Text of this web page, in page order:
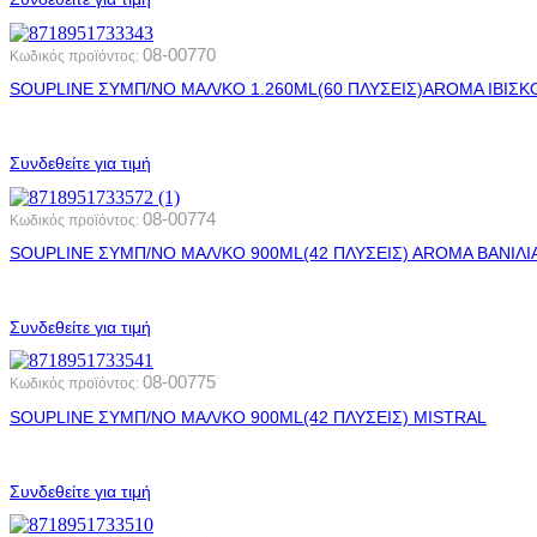
Κωδικός προϊόντος: 08-00770
SOUPLINE ΣΥΜΠ/ΝΟ ΜΑΛ/ΚΟ 1.260ML(60 ΠΛΥΣΕΙΣ)AROMA
Συνδεθείτε για τιμή
Κωδικός προϊόντος: 08-00774
SOUPLINE ΣΥΜΠ/ΝΟ ΜΑΛ/ΚΟ 900ML(42 ΠΛΥΣΕΙΣ) AROMA
Συνδεθείτε για τιμή
Κωδικός προϊόντος: 08-00775
SOUPLINE ΣΥΜΠ/ΝΟ ΜΑΛ/ΚΟ 900ML(42 ΠΛΥΣΕΙΣ) MISTRAL
Συνδεθείτε για τιμή